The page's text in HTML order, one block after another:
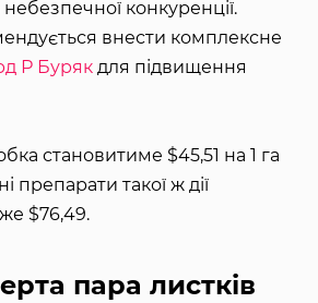
конкуренції.
внести комплексне
Р Буряк для підвищення
становитиме $45,51 на 1 га
препарати такої ж дії
$76,49.
пара листків